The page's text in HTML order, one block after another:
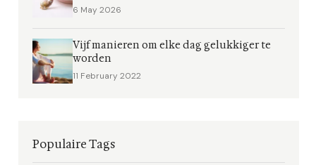
6 May 2026
Vijf manieren om elke dag gelukkiger te
worden
11 February 2022
Populaire Tags